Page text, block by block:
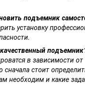
подъемник
установку
в зависимости
сначала стоит
необходим и какие